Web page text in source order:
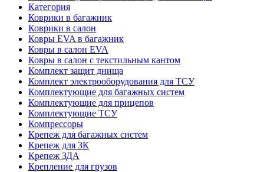
Категория
Коврики в багажник
Коврики в салон
Ковры EVA в багажник
Ковры в салон EVA
Ковры в салон с текстильным кантом
Комплект защит днища
Комплект электрооборудования для ТСУ
Комплектующие для багажных систем
Комплектующие для прицепов
Комплектующие ТСУ
Компрессоры
Крепеж для багажных систем
Крепеж для ЗК
Крепеж ЗДА
Крепление для грузов